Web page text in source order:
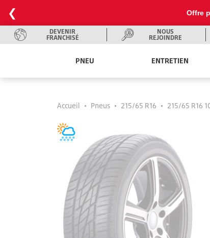
❮ Offre
DEVENIR
FRANCHISÉ
NOUS
REJOINDRE
PNEU ENTRETIEN
Accueil • Pneus • 215/65 R16 • 215/65 R16